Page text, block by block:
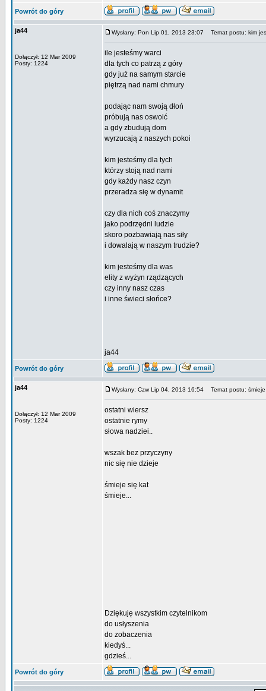
Powrót do góry
ja44
Dołączył: 12 Mar 2009
Posty: 1224
Wysłany: Pon Lip 01, 2013 23:07 Temat postu: kim
ile jesteśmy warci
dla tych co patrzą z góry
gdy już na samym starcie
piętrzą nad nami chmury
podając nam swoją dłoń
próbują nas oswoić
a gdy zbudują dom
wyrzucają z naszych pokoi
kim jesteśmy dla tych
którzy stoją nad nami
gdy każdy nasz czyn
przeradza się w dynamit
czy dla nich coś znaczymy
jako podrzędni ludzie
skoro pozbawiają nas siły
i dowalają w naszym trudzie?
kim jesteśmy dla was
elity z wyżyn rządzących
czy inny nasz czas
i inne świeci słońce?
ja44
Powrót do góry
ja44
Dołączył: 12 Mar 2009
Posty: 1224
Wysłany: Czw Lip 04, 2013 16:54 Temat postu:
ostatni wiersz
ostatnie rymy
słowa nadziei..
wszak bez przyczyny
nic się nie dzieje
śmieje się kat
śmieje...
Dziękuję wszystkim czytelnikom
do usłyszenia
do zobaczenia
kiedyś...
gdzieś...
Powrót do góry